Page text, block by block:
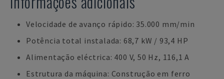
Velocidade de avanço rápido: 35.000 mm/min
Potência total instalada: 68,7 kW / 93,4 HP
Alimentação eléctrica: 400 V, 50 Hz, 116,1 A
Estrutura da máquina: Construção em ferro